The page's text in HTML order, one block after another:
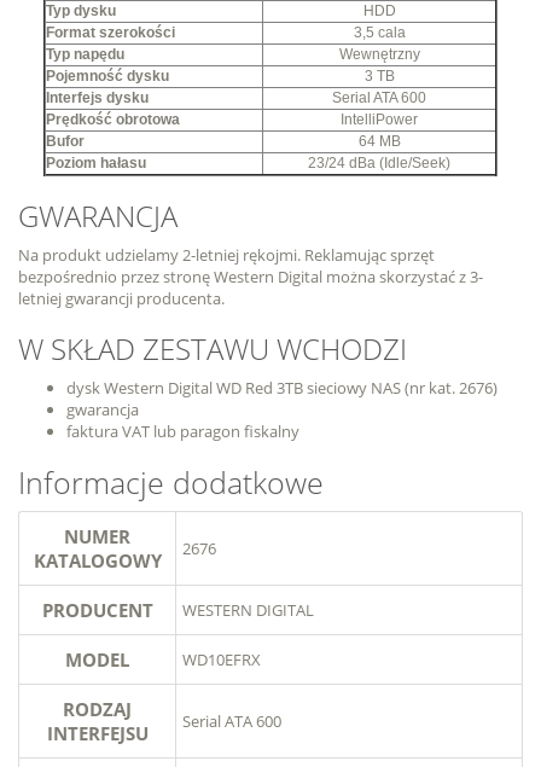
Typ dysku
HDD
Format szerokości
3,5 cala
Typ napędu
Wewnętrzny
Pojemność dysku
3 TB
Interfejs dysku
Serial ATA 600
Prędkość obrotowa
IntelliPower
Bufor
64 MB
Poziom hałasu
23/24 dBa (Idle/Seek)
GWARANCJA
Na produkt udzielamy 2-letniej rękojmi. Reklamując sprzęt
bezpośrednio przez stronę Western Digital można skorzystać z 3-
letniej gwarancji producenta.
W SKŁAD ZESTAWU WCHODZI
dysk Western Digital WD Red 3TB sieciowy NAS (nr kat. 2676)
gwarancja
faktura VAT lub paragon fiskalny
Informacje dodatkowe
NUMER
KATALOGOWY
2676
PRODUCENT WESTERN DIGITAL
MODEL WD10EFRX
RODZAJ
INTERFEJSU
Serial ATA 600